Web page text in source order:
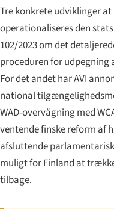
Tre konkrete udviklinger
operationaliseres den
102/2023 om det
proceduren for udpegning
For det andet har AVI
national
WAD-overvågning med
ventende finske reform af
afsluttende
muligt for Finland at
tilbage.